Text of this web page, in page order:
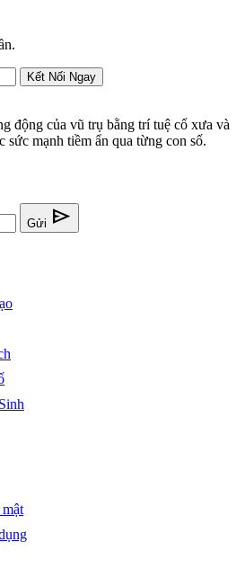
Kết Nối Ngay
động của vũ trụ bằng trí tuệ cổ xưa và
mạnh tiềm ẩn qua từng con số.
Gửi send